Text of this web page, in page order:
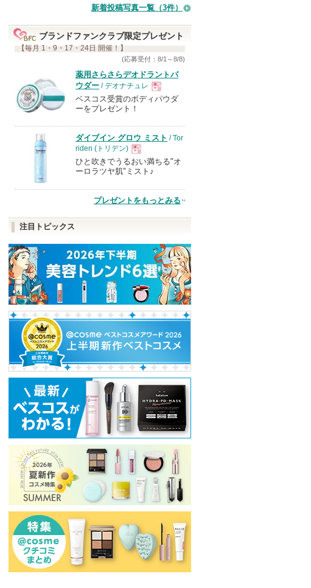
新着投稿写真一覧（3件）
ブランドファンクラブ限定プレゼント
【毎月 1・9・17・24日 開催！】
(応募受付：8/1～8/8)
薬用さらさらデオドラントパ
ウダー / デオナチュレ
現
品
ベスコス受賞のボディパウダ
ーをプレゼント！
ダイブイン グロウ ミスト / Tor
riden (トリデン)
現
品
ひと吹きでうるおい満ちる"オ
ーロラツヤ肌"ミスト♪
プレゼントをもっとみる
注目トピックス